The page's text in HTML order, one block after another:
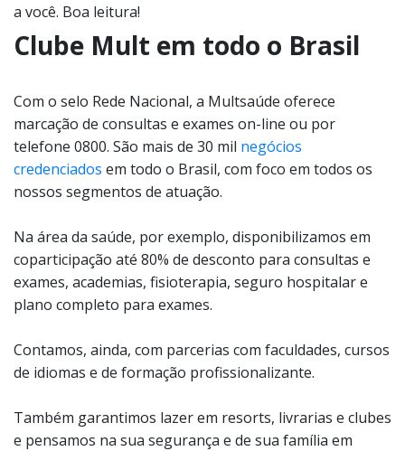
a você. Boa leitura!
Clube Mult em todo o Brasil
Com o selo Rede Nacional, a Multsaúde oferece
marcação de consultas e exames on-line ou por
telefone 0800. São mais de 30 mil negócios
credenciados em todo o Brasil, com foco em todos os
nossos segmentos de atuação.
Na área da saúde, por exemplo, disponibilizamos em
coparticipação até 80% de desconto para consultas e
exames, academias, fisioterapia, seguro hospitalar e
plano completo para exames.
Contamos, ainda, com parcerias com faculdades, cursos
de idiomas e de formação profissionalizante.
Também garantimos lazer em resorts, livrarias e clubes
e pensamos na sua segurança e de sua família em